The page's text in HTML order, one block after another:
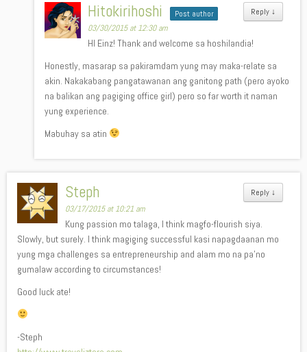
Reply ↓
Hitokirihoshi Post author
03/30/2015 at 12:30 am
HI Einz! Thank and welcome sa hoshilandia!
Honestly, masarap sa pakiramdam yung may maka-relate sa
akin. Nakakabang pangatawanan ang ganitong path (pero ayoko
na balikan ang pagiging office girl) pero so far worth it naman
yung experience.
Mabuhay sa atin
Reply ↓
Steph
03/17/2015 at 10:21 am
Kung passion mo talaga, I think magfo-flourish siya.
Slowly, but surely. I think magiging successful kasi napagdaanan mo
yung mga challenges sa entrepreneurship and alam mo na pa’no
gumalaw according to circumstances!
Good luck ate!
-Steph